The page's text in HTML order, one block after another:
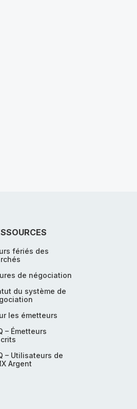
fériés des
de négociation
du système de
les émetteurs
– Émetteurs
– Utilisateurs de
Argent